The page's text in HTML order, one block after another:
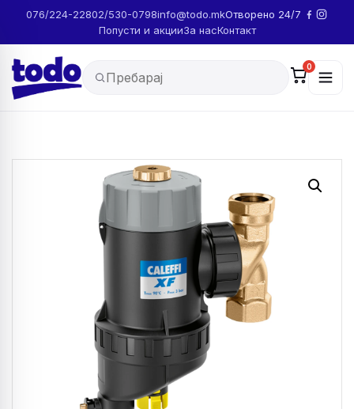
076/224-22802/530-0798info@todo.mkОтворено 24/7
Попусти и акцииЗа насКонтакт
0